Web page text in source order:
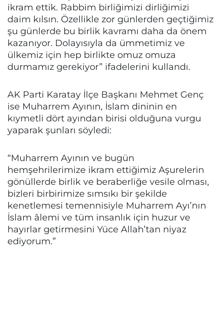
ikram ettik. Rabbim birliğimizi dirliğimizi
daim kılsın. Özellikle zor günlerden geçtiğimiz
şu günlerde bu birlik kavramı daha da önem
kazanıyor. Dolayısıyla da ümmetimiz ve
ülkemiz için hep birlikte omuz omuza
durmamız gerekiyor” ifadelerini kullandı.
AK Parti Karatay İlçe Başkanı Mehmet Genç
ise Muharrem Ayının, İslam dininin en
kıymetli dört ayından birisi olduğuna vurgu
yaparak şunları söyledi:
“Muharrem Ayının ve bugün
hemşehrilerimize ikram ettiğimiz Aşurelerin
gönüllerde birlik ve beraberliğe vesile olması,
bizleri birbirimize sımsıkı bir şekilde
kenetlemesi temennisiyle Muharrem Ayı’nın
İslam âlemi ve tüm insanlık için huzur ve
hayırlar getirmesini Yüce Allah’tan niyaz
ediyorum.”